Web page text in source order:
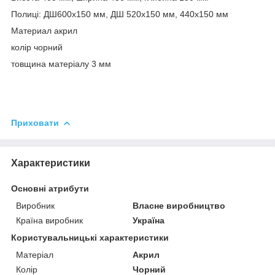
Полиці: ДШ600х150 мм, ДШ 520х150 мм, 440х150 мм
Материал акрил
колір чорний
товщина матеріалу 3 мм
Приховати
Характеристики
Основні атрибути
Виробник
Власне виробництво
Країна виробник
Україна
Користувальницькі характеристики
Матеріал
Акрил
Колір
Чорний